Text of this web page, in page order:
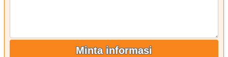
Minta informasi